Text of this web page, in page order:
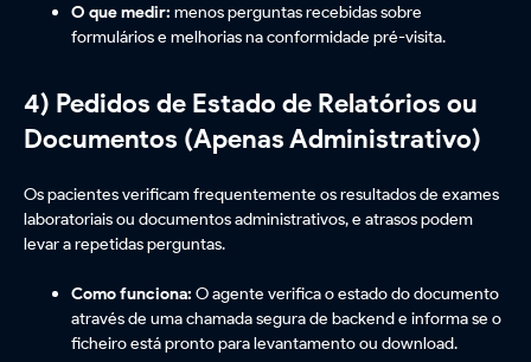
O que medir: menos perguntas recebidas sobre
formulários e melhorias na conformidade pré-visita.
4) Pedidos de Estado de Relatórios ou
Documentos (Apenas Administrativo)
Os pacientes verificam frequentemente os resultados de exames
laboratoriais ou documentos administrativos, e atrasos podem
levar a repetidas perguntas.
Como funciona: O agente verifica o estado do documento
através de uma chamada segura de backend e informa se o
ficheiro está pronto para levantamento ou download.